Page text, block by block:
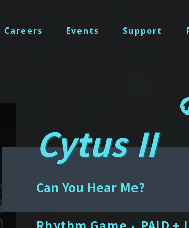
Careers Events Support
Cytus II
Can You Hear Me?